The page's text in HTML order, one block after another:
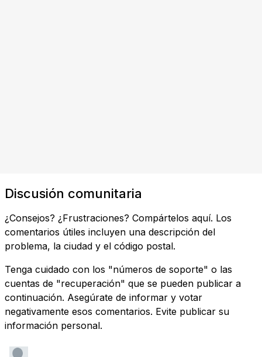
Discusión comunitaria
¿Consejos? ¿Frustraciones? Compártelos aquí. Los
comentarios útiles incluyen una descripción del
problema, la ciudad y el código postal.
Tenga cuidado con los "números de soporte" o las
cuentas de "recuperación" que se pueden publicar a
continuación. Asegúrate de informar y votar
negativamente esos comentarios. Evite publicar su
información personal.